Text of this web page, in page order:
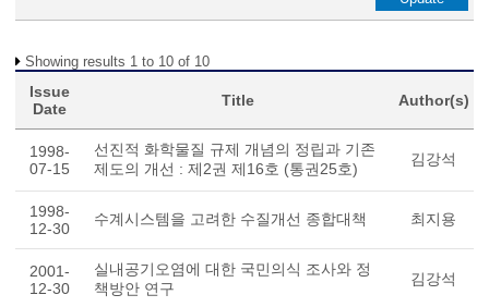
Showing results 1 to 10 of 10
Issue
Date
Title Author(s)
1998-
07-15
선진적 화학물질 규제 개념의 정립과 기존
제도의 개선 : 제2권 제16호 (통권25호)
김강석
1998-
12-30
수계시스템을 고려한 수질개선 종합대책 최지용
2001-
12-30
실내공기오염에 대한 국민의식 조사와 정
책방안 연구
김강석